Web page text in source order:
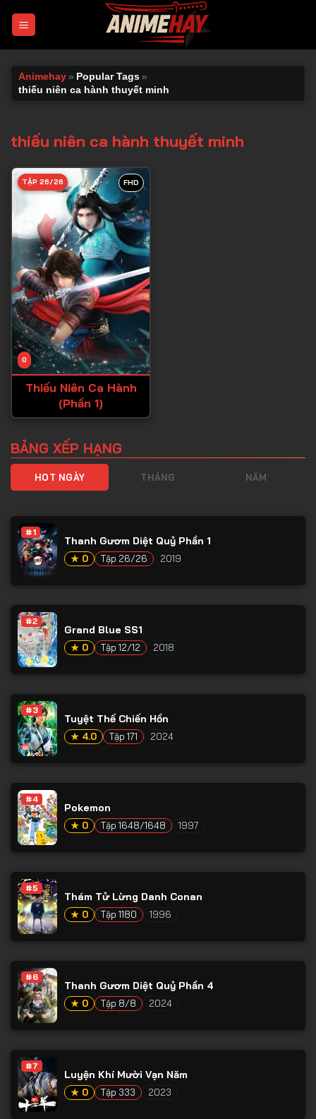
Animehay » Popular Tags »
thiếu niên ca hành thuyết minh
thiếu niên ca hành thuyết minh
FHD
0
TẬP 26/26
Thiếu Niên Ca Hành
(Phần 1)
BẢNG XẾP HẠNG
HOT NGÀY THÁNG NĂM
#1
Thanh Gươm Diệt Quỷ Phần 1
★ 0 Tập 26/26 2019
#2
Grand Blue SS1
★ 0 Tập 12/12 2018
#3
Tuyệt Thế Chiến Hồn
★ 4.0 Tập 171 2024
#4
Pokemon
★ 0 Tập 1648/1648 1997
#5
Thám Tử Lừng Danh Conan
★ 0 Tập 1180 1996
#6
Thanh Gươm Diệt Quỷ Phần 4
★ 0 Tập 8/8 2024
#7
Luyện Khí Mười Vạn Năm
★ 0 Tập 333 2023